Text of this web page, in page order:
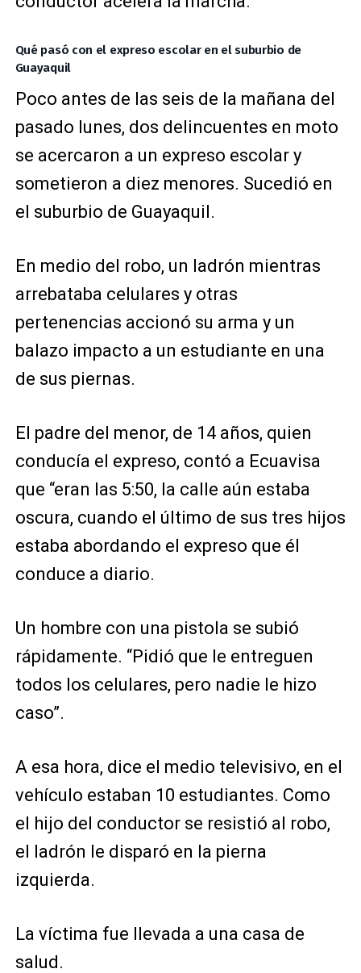
Qué pasó con el expreso escolar en el suburbio de
Guayaquil
Poco antes de las seis de la mañana del
pasado lunes, dos delincuentes en moto
se acercaron a un expreso escolar y
sometieron a diez menores. Sucedió en
el suburbio de Guayaquil.
En medio del robo, un ladrón mientras
arrebataba celulares y otras
pertenencias accionó su arma y un
balazo impacto a un estudiante en una
de sus piernas.
El padre del menor, de 14 años, quien
conducía el expreso, contó a Ecuavisa
que “eran las 5:50, la calle aún estaba
oscura, cuando el último de sus tres hijos
estaba abordando el expreso que él
conduce a diario.
Un hombre con una pistola se subió
rápidamente. “Pidió que le entreguen
todos los celulares, pero nadie le hizo
caso”.
A esa hora, dice el medio televisivo, en el
vehículo estaban 10 estudiantes. Como
el hijo del conductor se resistió al robo,
el ladrón le disparó en la pierna
izquierda.
La víctima fue llevada a una casa de
salud.